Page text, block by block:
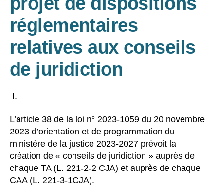
réglementaires
relatives aux conseils
de juridiction
L’article 38 de la loi n° 2023-1059 du 20 novembre
2023 d’orientation et de programmation du
ministère de la justice 2023-2027 prévoit la
création de « conseils de juridiction » auprès de
chaque TA (L. 221-2-2 CJA) et auprès de chaque
CAA (L. 221-3-1CJA).